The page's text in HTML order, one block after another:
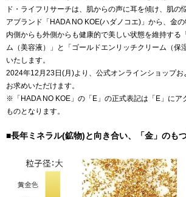
ド・ライフリサーチは、肌からの声に耳を傾け、肌の
アブランド「HADA NO KOE(ハダノコエ)」から、金
内側からも外側からも健康的で美しい状態を維持する
ム（美容液）」と「ゴールドエンリッチクリーム（保
いたします。
2024年12月23日(月)より、公式オンラインショップお
お求めいただけます。
※「HADA NO KOE」の「E」の正式表記は「E」にア
ものとなります。
■長年ミネラル(鉱物)と向き合い、「金」のも